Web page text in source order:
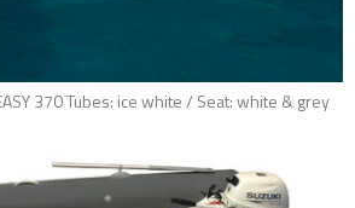
370 Tubes: ice white / Seat: white & grey